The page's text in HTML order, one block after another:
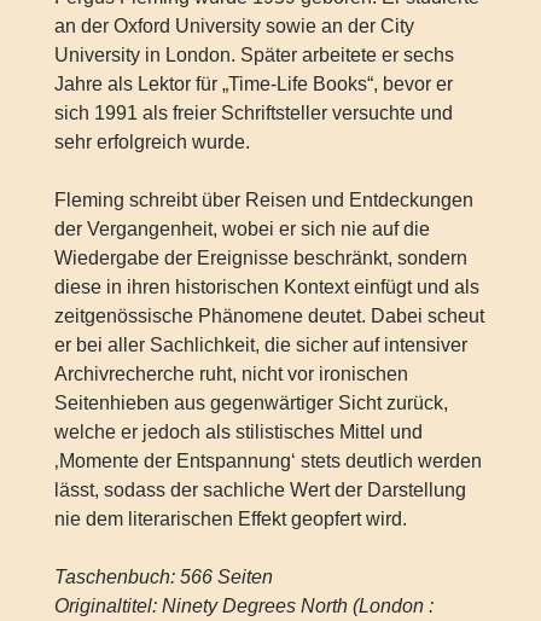
an der Oxford University sowie an der City
University in London. Später arbeitete er sechs
Jahre als Lektor für „Time-Life Books“, bevor er
sich 1991 als freier Schriftsteller versuchte und
sehr erfolgreich wurde.
Fleming schreibt über Reisen und Entdeckungen
der Vergangenheit, wobei er sich nie auf die
Wiedergabe der Ereignisse beschränkt, sondern
diese in ihren historischen Kontext einfügt und als
zeitgenössische Phänomene deutet. Dabei scheut
er bei aller Sachlichkeit, die sicher auf intensiver
Archivrecherche ruht, nicht vor ironischen
Seitenhieben aus gegenwärtiger Sicht zurück,
welche er jedoch als stilistisches Mittel und
‚Momente der Entspannung‘ stets deutlich werden
lässt, sodass der sachliche Wert der Darstellung
nie dem literarischen Effekt geopfert wird.
Taschenbuch: 566 Seiten
Originaltitel: Ninety Degrees North (London :